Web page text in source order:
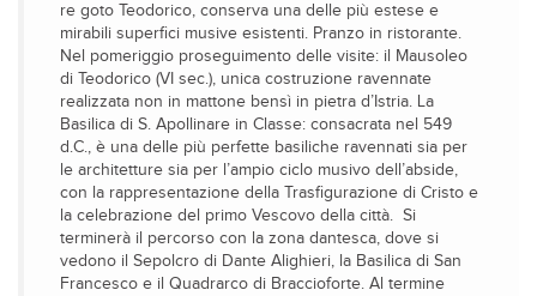
re goto Teodorico, conserva una delle più estese e
mirabili superfici musive esistenti. Pranzo in ristorante.
Nel pomeriggio proseguimento delle visite: il Mausoleo
di Teodorico (VI sec.), unica costruzione ravennate
realizzata non in mattone bensì in pietra d’Istria. La
Basilica di S. Apollinare in Classe: consacrata nel 549
d.C., è una delle più perfette basiliche ravennati sia per
le architetture sia per l’ampio ciclo musivo dell’abside,
con la rappresentazione della Trasfigurazione di Cristo e
la celebrazione del primo Vescovo della città. Si
terminerà il percorso con la zona dantesca, dove si
vedono il Sepolcro di Dante Alighieri, la Basilica di San
Francesco e il Quadrarco di Braccioforte. Al termine